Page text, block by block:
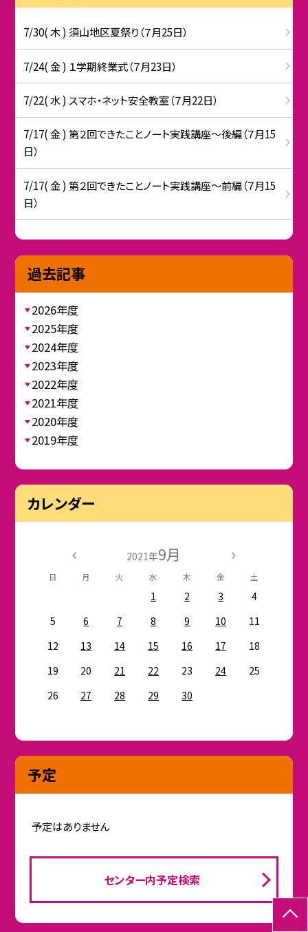
7/30( 木 ) 須山地区夏祭り（７月25日）
7/24( 金 ) １学期終業式（７月23日）
7/22( 水 ) スマホ・ネット安全教室（７月22日）
7/17( 金 ) 第２回できたことノート実践講座～後編（７月15
日）
7/17( 金 ) 第２回できたことノート実践講座～前編（７月15
日）
過去記事
2026年度
2025年度
2024年度
2023年度
2022年度
2021年度
2020年度
2019年度
カレンダー
2021年9月
日 月 火 水 木 金 土
1 2 3
4
5
6 7 8 9 10
11
12
13 14 15 16 17
18
19
20 21 22 23 24
25
26
27 28 29 30
予定
予定はありません
センター内予定検索